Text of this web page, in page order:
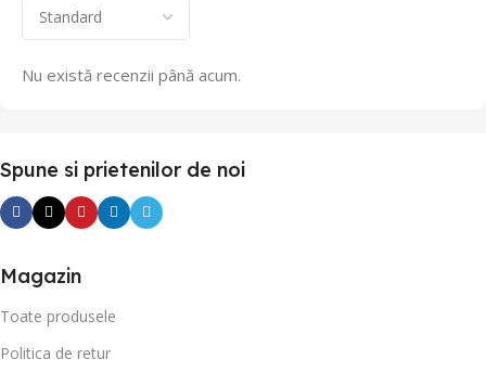
Nu există recenzii până acum.
Spune si prietenilor de noi
Magazin
Toate produsele
Politica de retur